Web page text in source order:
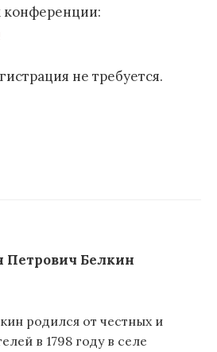
конференции:
не требуется.
Петрович Белкин
родился от честных и
в 1798 году в селе